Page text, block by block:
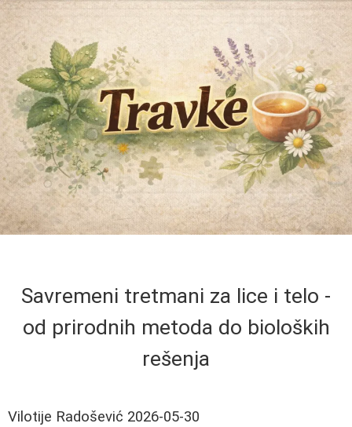
Savremeni tretmani za lice i telo -
od prirodnih metoda do bioloških
rešenja
Vilotije Radošević 2026-05-30